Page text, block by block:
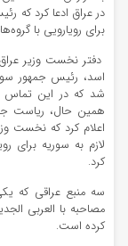
در عراق ادعا کرد که
برای رویارویی با
دفتر نخست وزیر
اسد، رئیس جمهور
شد که در این تماس
همین حال، ریاست
اعلام کرد که نخست
لازم به سوریه برای
کرد.
سه منبع عراقی که
مصاحبه با العربی
کرده است.